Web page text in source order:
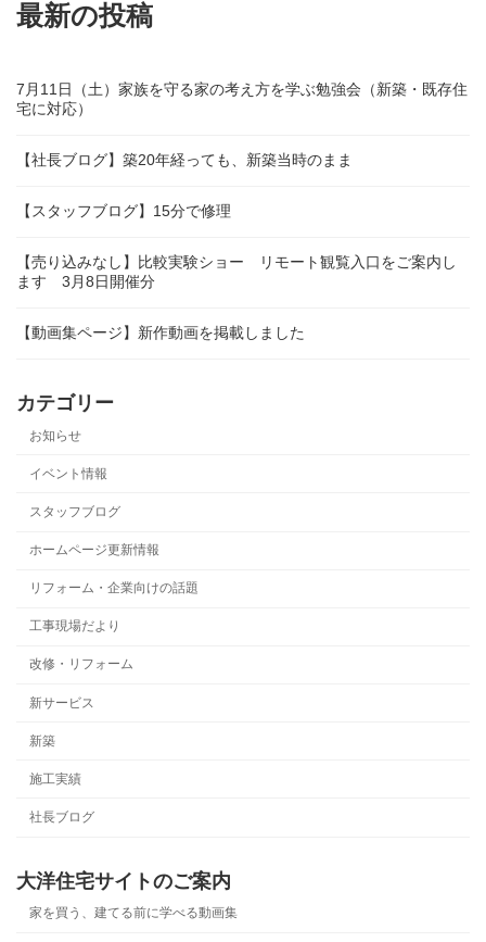
最新の投稿
7月11日（土）家族を守る家の考え方を学ぶ勉強会（新築・既存住
宅に対応）
【社長ブログ】築20年経っても、新築当時のまま
【スタッフブログ】15分で修理
【売り込みなし】比較実験ショー リモート観覧入口をご案内し
ます 3月8日開催分
【動画集ページ】新作動画を掲載しました
カテゴリー
お知らせ
イベント情報
スタッフブログ
ホームページ更新情報
リフォーム・企業向けの話題
工事現場だより
改修・リフォーム
新サービス
新築
施工実績
社長ブログ
大洋住宅サイトのご案内
家を買う、建てる前に学べる動画集